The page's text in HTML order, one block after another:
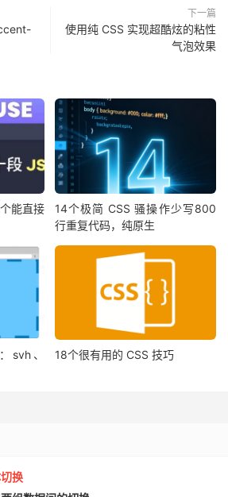
下一篇
使用纯 CSS 实现超酷炫的粘性
气泡效果
能直接
14个极简 CSS 骚操作少写800
行重复代码，纯原生
svh、
18个很有用的 CSS 技巧
换